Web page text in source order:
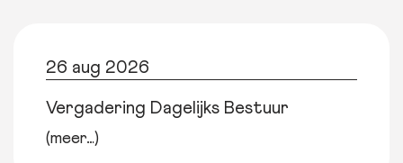
26 aug 2026
Vergadering Dagelijks Bestuur
(meer…)